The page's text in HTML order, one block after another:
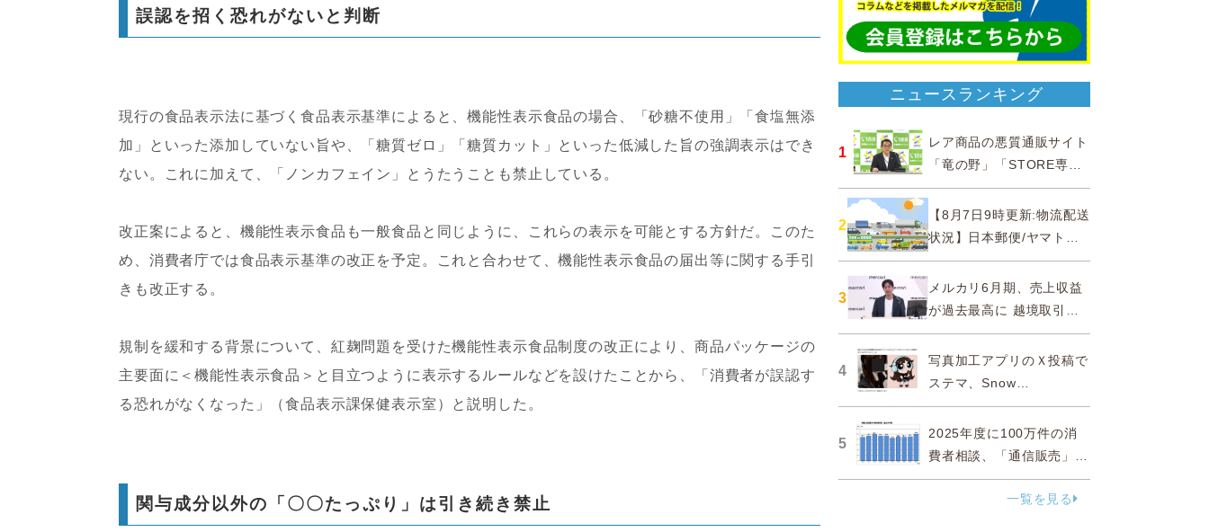
誤認を招く恐れがないと判断
現行の食品表示法に基づく食品表示基準によると、機能性表示食品の場合、「砂糖不使用」「食塩無添
加」といった添加していない旨や、「糖質ゼロ」「糖質カット」といった低減した旨の強調表示はでき
ない。これに加えて、「ノンカフェイン」とうたうことも禁止している。
改正案によると、機能性表示食品も一般食品と同じように、これらの表示を可能とする方針だ。このた
め、消費者庁では食品表示基準の改正を予定。これと合わせて、機能性表示食品の届出等に関する手引
きも改正する。
規制を緩和する背景について、紅麹問題を受けた機能性表示食品制度の改正により、商品パッケージの
主要面に＜機能性表示食品＞と目立つように表示するルールなどを設けたことから、「消費者が誤認す
る恐れがなくなった」（食品表示課保健表示室）と説明した。
関与成分以外の「〇〇たっぷり」は引き続き禁止
ニュースランキング
1
レア商品の悪質通販サイト
「竜の野」「STORE専門
ショップ」などに注意…消
費者庁
2
【8月7日9時更新:物流配送
状況】日本郵便/ヤマト運
輸/佐川急便/西濃運輸/福山
通運
3
メルカリ6月期、売上収益
が過去最高に 越境取引が
急成長
4
写真加工アプリのＸ投稿で
ステマ、Snow
Corporationと日本法人に
措置命令
5
2025年度に100万件の消
費者相談、「通信販売」が
38.0％占める…国民生活セ
一覧を見る